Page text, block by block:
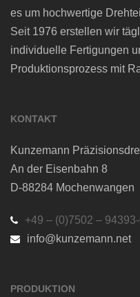
es um hochwertige
Seit 1976 erstellen wir
individuelle Fertigungen
Produktionsprozess mit
KONTAKT
Kunzemann
An der Eisenbahn 8
D-88284 Mochenwangen
+49 – (0)7502 –
info@kunzemann.net
PRODUKTION